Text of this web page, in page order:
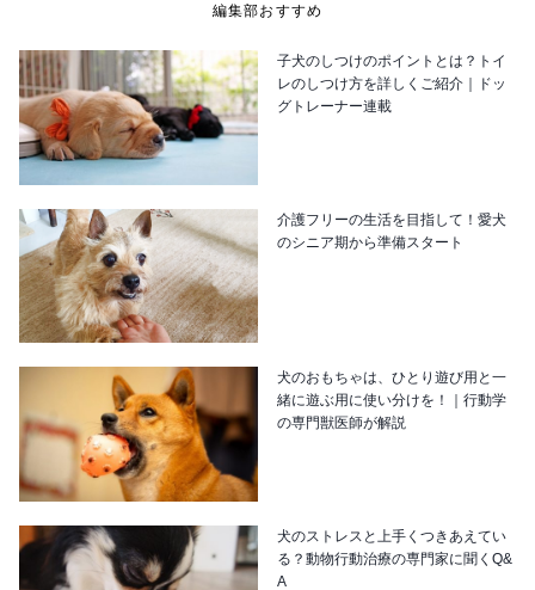
編集部おすすめ
子犬のしつけのポイントとは？トイ
レのしつけ方を詳しくご紹介｜ドッ
グトレーナー連載
介護フリーの生活を目指して！愛犬
のシニア期から準備スタート
犬のおもちゃは、ひとり遊び用と一
緒に遊ぶ用に使い分けを！｜行動学
の専門獣医師が解説
犬のストレスと上手くつきあえてい
る？動物行動治療の専門家に聞くQ&
A